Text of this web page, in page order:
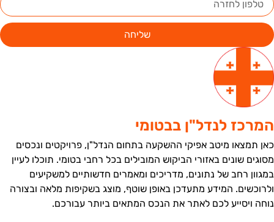
שליחה
לנדל"ן בבטומי
תמצאו מיטב אפיקי ההשקעה בתחום הנדל"ן, פרויקטים ונכסים
שונים באזורי הביקוש המובילים בכל רחבי בטומי. תוכלו לעיין
רחב של נתונים, מדריכים ומאמרים חדשותיים למשקיעים
המידע מתעדכן באופן שוטף, מוצג בשקיפות מלאה ובצורה
ויסייע לכם לאתר את הנכס המתאים ביותר עבורכם.